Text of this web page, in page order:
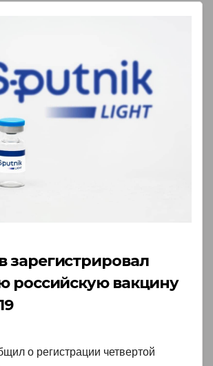
зарегистрировал
российскую вакцину
о регистрации четвертой